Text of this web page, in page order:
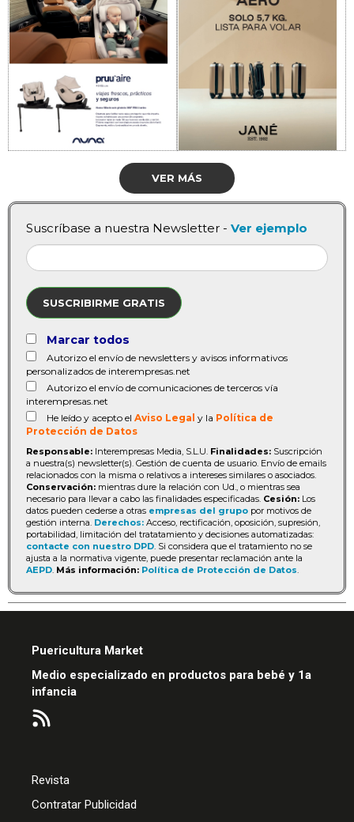
VER MÁS
Suscríbase a nuestra Newsletter - Ver ejemplo
SUSCRIBIRME GRATIS
Marcar todos
Autorizo el envío de newsletters y avisos informativos
personalizados de interempresas.net
Autorizo el envío de comunicaciones de terceros vía
interempresas.net
He leído y acepto el Aviso Legal y la Política de
Protección de Datos
Responsable: Interempresas Media, S.L.U. Finalidades: Suscripción
a nuestra(s) newsletter(s). Gestión de cuenta de usuario. Envío de emails
relacionados con la misma o relativos a intereses similares o asociados.
Conservación: mientras dure la relación con Ud., o mientras sea
necesario para llevar a cabo las finalidades especificadas. Cesión: Los
datos pueden cederse a otras empresas del grupo por motivos de
gestión interna. Derechos: Acceso, rectificación, oposición, supresión,
portabilidad, limitación del tratatamiento y decisiones automatizadas:
contacte con nuestro DPD. Si considera que el tratamiento no se
ajusta a la normativa vigente, puede presentar reclamación ante la
AEPD. Más información: Política de Protección de Datos.
Puericultura Market
Medio especializado en productos para bebé y 1a
infancia
Revista
Contratar Publicidad